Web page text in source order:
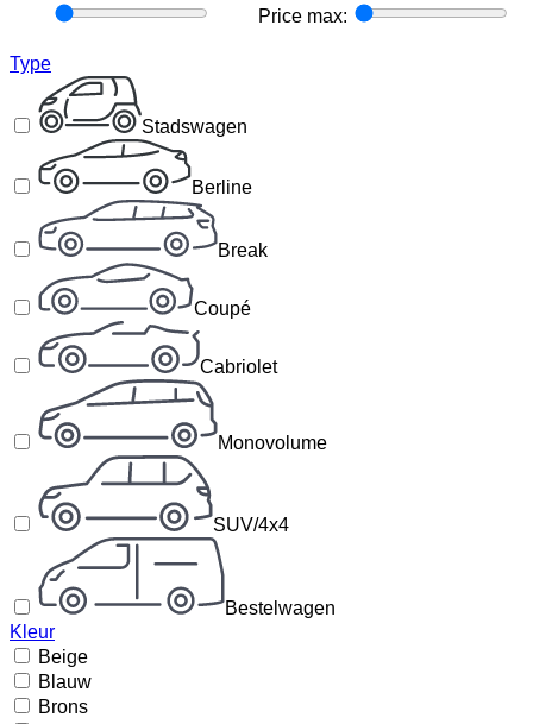
Price
Price max:
Type
Stadswagen
Berline
Break
Coupé
Cabriolet
Monovolume
SUV/4x4
Bestelwagen
Kleur
Beige
Blauw
Brons